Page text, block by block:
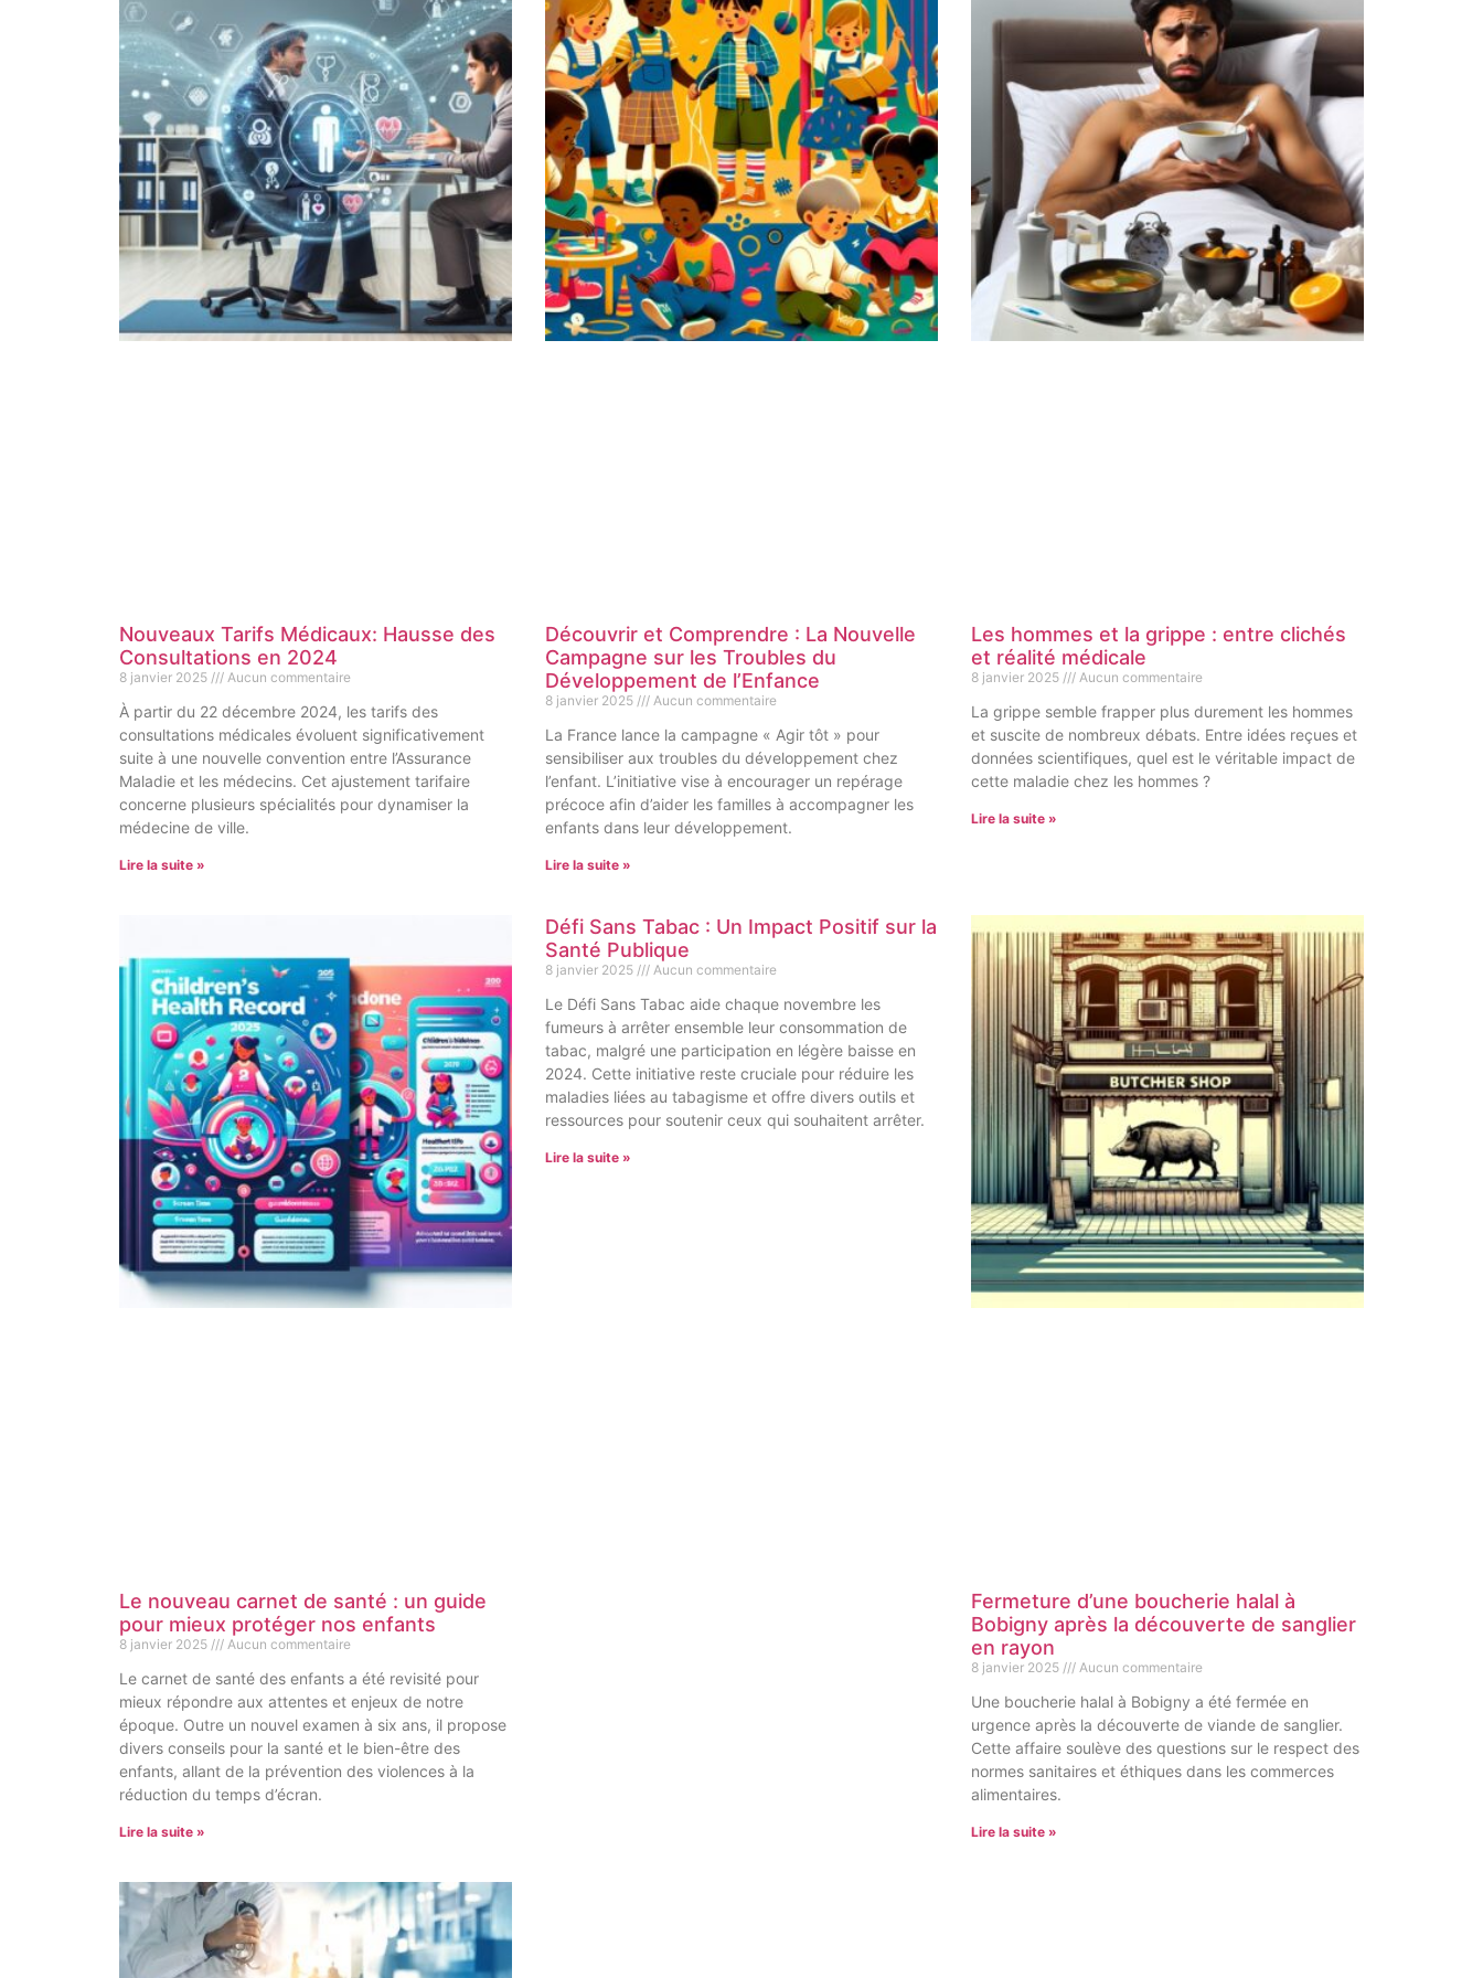
Nouveaux Tarifs Médicaux: Hausse des
Consultations en 2024
8 janvier 2025 Aucun commentaire
À partir du 22 décembre 2024, les tarifs des
consultations médicales évoluent significativement
suite à une nouvelle convention entre l’Assurance
Maladie et les médecins. Cet ajustement tarifaire
concerne plusieurs spécialités pour dynamiser la
médecine de ville.
Lire la suite »
Découvrir et Comprendre : La Nouvelle
Campagne sur les Troubles du
Développement de l’Enfance
8 janvier 2025 Aucun commentaire
La France lance la campagne « Agir tôt » pour
sensibiliser aux troubles du développement chez
l’enfant. L’initiative vise à encourager un repérage
précoce afin d’aider les familles à accompagner les
enfants dans leur développement.
Lire la suite »
Les hommes et la grippe : entre clichés
et réalité médicale
8 janvier 2025 Aucun commentaire
La grippe semble frapper plus durement les hommes
et suscite de nombreux débats. Entre idées reçues et
données scientifiques, quel est le véritable impact de
cette maladie chez les hommes ?
Lire la suite »
Le nouveau carnet de santé : un guide
pour mieux protéger nos enfants
8 janvier 2025 Aucun commentaire
Le carnet de santé des enfants a été revisité pour
mieux répondre aux attentes et enjeux de notre
époque. Outre un nouvel examen à six ans, il propose
divers conseils pour la santé et le bien-être des
enfants, allant de la prévention des violences à la
réduction du temps d’écran.
Lire la suite »
Défi Sans Tabac : Un Impact Positif sur la
Santé Publique
8 janvier 2025 Aucun commentaire
Le Défi Sans Tabac aide chaque novembre les
fumeurs à arrêter ensemble leur consommation de
tabac, malgré une participation en légère baisse en
2024. Cette initiative reste cruciale pour réduire les
maladies liées au tabagisme et offre divers outils et
ressources pour soutenir ceux qui souhaitent arrêter.
Lire la suite »
Fermeture d’une boucherie halal à
Bobigny après la découverte de sanglier
en rayon
8 janvier 2025 Aucun commentaire
Une boucherie halal à Bobigny a été fermée en
urgence après la découverte de viande de sanglier.
Cette affaire soulève des questions sur le respect des
normes sanitaires et éthiques dans les commerces
alimentaires.
Lire la suite »